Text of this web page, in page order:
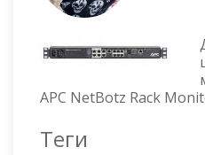
APC NetBotz Rack
Теги